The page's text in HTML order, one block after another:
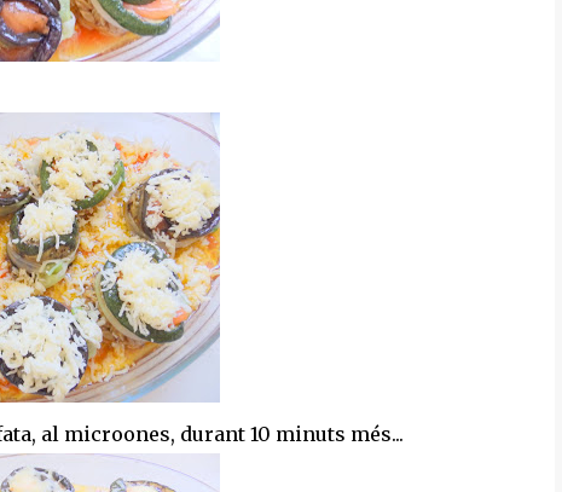
al microones, durant 10 minuts més...